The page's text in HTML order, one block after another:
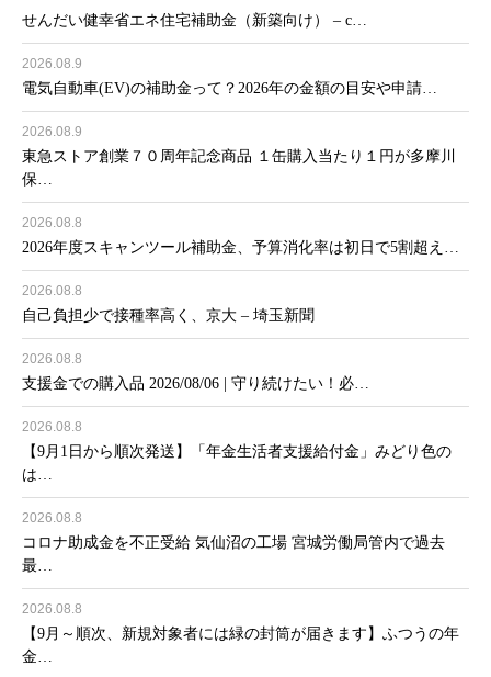
せんだい健幸省エネ住宅補助金（新築向け） – c…
2026.08.9
電気自動車(EV)の補助金って？2026年の金額の目安や申請…
2026.08.9
東急ストア創業７０周年記念商品 １缶購入当たり１円が多摩川
保…
2026.08.8
2026年度スキャンツール補助金、予算消化率は初日で5割超え…
2026.08.8
自己負担少で接種率高く、京大 – 埼玉新聞
2026.08.8
支援金での購入品 2026/08/06 | 守り続けたい！必…
2026.08.8
【9月1日から順次発送】「年金生活者支援給付金」みどり色の
は…
2026.08.8
コロナ助成金を不正受給 気仙沼の工場 宮城労働局管内で過去
最…
2026.08.8
【9月～順次、新規対象者には緑の封筒が届きます】ふつうの年
金…